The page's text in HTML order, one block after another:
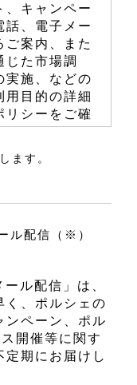
、キャンペー
話、電子メー
ご案内、また
た市場調
実施、などの
用目的の詳細
リシーをご確
的のため
を営む法人
います。）
、当社が管理
管理します。
ポルシェ正規
す。
橋
ます。
ル配信（※）
ル配信」は、
く、ポルシェの
ンペーン、ポル
開催等に関す
定期にお届けし